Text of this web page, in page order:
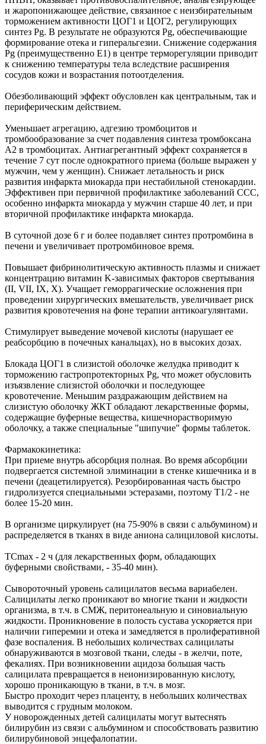
и жаропонижающее действие, связанное с неизбирательным
торможением активности ЦОГ1 и ЦОГ2, регулирующих
синтез Pg. В результате не образуются Pg, обеспечивающие
формирование отека и гиперальгезии. Снижение содержания
Pg (преимущественно Е1) в центре терморегуляции приводит
к снижению температуры тела вследствие расширения
сосудов кожи и возрастания потоотделения.
Обезболивающий эффект обусловлен как центральным, так и
периферическим действием.
Уменьшает агрегацию, адгезию тромбоцитов и
тромбообразование за счет подавления синтеза тромбоксана
А2 в тромбоцитах. Антиагрегантный эффект сохраняется в
течение 7 сут после однократного приема (больше выражен у
мужчин, чем у женщин). Снижает летальность и риск
развития инфаркта миокарда при нестабильной стенокардии.
Эффективен при первичной профилактике заболеваний ССС,
особенно инфаркта миокарда у мужчин старше 40 лет, и при
вторичной профилактике инфаркта миокарда.
В суточной дозе 6 г и более подавляет синтез протромбина в
печени и увеличивает протромбиновое время.
Повышает фибринолитическую активность плазмы и снижает
концентрацию витамин K-зависимых факторов свертывания
(II, VII, IX, X). Учащает геморрагические осложнения при
проведении хирургических вмешательств, увеличивает риск
развития кровотечения на фоне терапии антикоагулянтами.
Стимулирует выведение мочевой кислоты (нарушает ее
реабсорбцию в почечных канальцах), но в высоких дозах.
Блокада ЦОГ1 в слизистой оболочке желудка приводит к
торможению гастропротекторных Pg, что может обусловить
изъязвление слизистой оболочки и последующее
кровотечение. Меньшим раздражающим действием на
слизистую оболочку ЖКТ обладают лекарственные формы,
содержащие буферные вещества, кишечнорастворимую
оболочку, а также специальные "шипучие" формы таблеток.
Фармакокинетика:
При приеме внутрь абсорбция полная. Во время абсорбции
подвергается системной элиминации в стенке кишечника и в
печени (деацетилируется). Резорбированная часть быстро
гидролизуется специальными эстеразами, поэтому T1/2 - не
более 15-20 мин.
В организме циркулирует (на 75-90% в связи с альбумином) и
распределяется в тканях в виде аниона салициловой кислоты.
TCmax - 2 ч (для лекарственных форм, обладающих
буферными свойствами, - 35-40 мин).
Сывороточный уровень салицилатов весьма вариабелен.
Салицилаты легко проникают во многие ткани и жидкости
организма, в т.ч. в СМЖ, перитонеальную и синовиальную
жидкости. Проникновение в полость сустава ускоряется при
наличии гиперемии и отека и замедляется в пролиферативной
фазе воспаления. В небольших количествах салицилаты
обнаруживаются в мозговой ткани, следы - в желчи, поте,
фекалиях. При возникновении ацидоза большая часть
салицилата превращается в неионизированную кислоту,
хорошо проникающую в ткани, в т.ч. в мозг.
Быстро проходит через плаценту, в небольших количествах
выводится с грудным молоком.
У новорожденных детей салицилаты могут вытеснять
билирубин из связи с альбумином и способствовать развитию
билирубиновой энцефалопатии.